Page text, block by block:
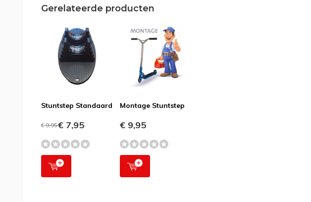
Gerelateerde producten
Stuntstep Standaard
€ 9,95€ 7,95
Montage Stuntstep
€ 9,95